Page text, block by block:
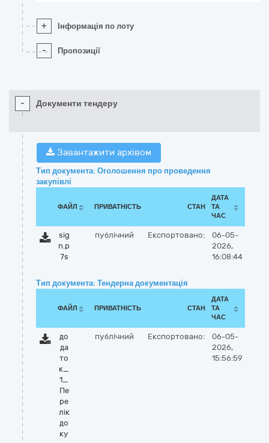
+ Інформація по лоту
- Пропозиції
- Документи тендеру
Завантажити архівом
Тип документа: Оголошення про проведення
закупівлі
ФАЙЛ ПРИВАТНІСТЬ СТАН
ДАТА
ТА
ЧАС
sig
n.p
7s
публічний Експортовано:
06-05-
2026,
16:08:44
Тип документа: Тендерна документація
ФАЙЛ ПРИВАТНІСТЬ СТАН
ДАТА
ТА
ЧАС
до
да
то
к_
1_
Пе
ре
лік
до
ку
публічний Експортовано:
06-05-
2026,
15:56:59